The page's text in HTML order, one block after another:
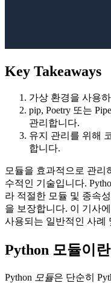
Key Takeaways
가상 환경을 사용
pip, Poetry 또는
관리합니다.
유지 관리를 위해
합니다.
모듈을 효과적으로 관리
수적인 기술입니다.
라 적절한 모듈 및 종속
을 보장합니다. 이 기사
사용되는 일반적인 사례
Python 모듈이
Python 모듈은 단순히